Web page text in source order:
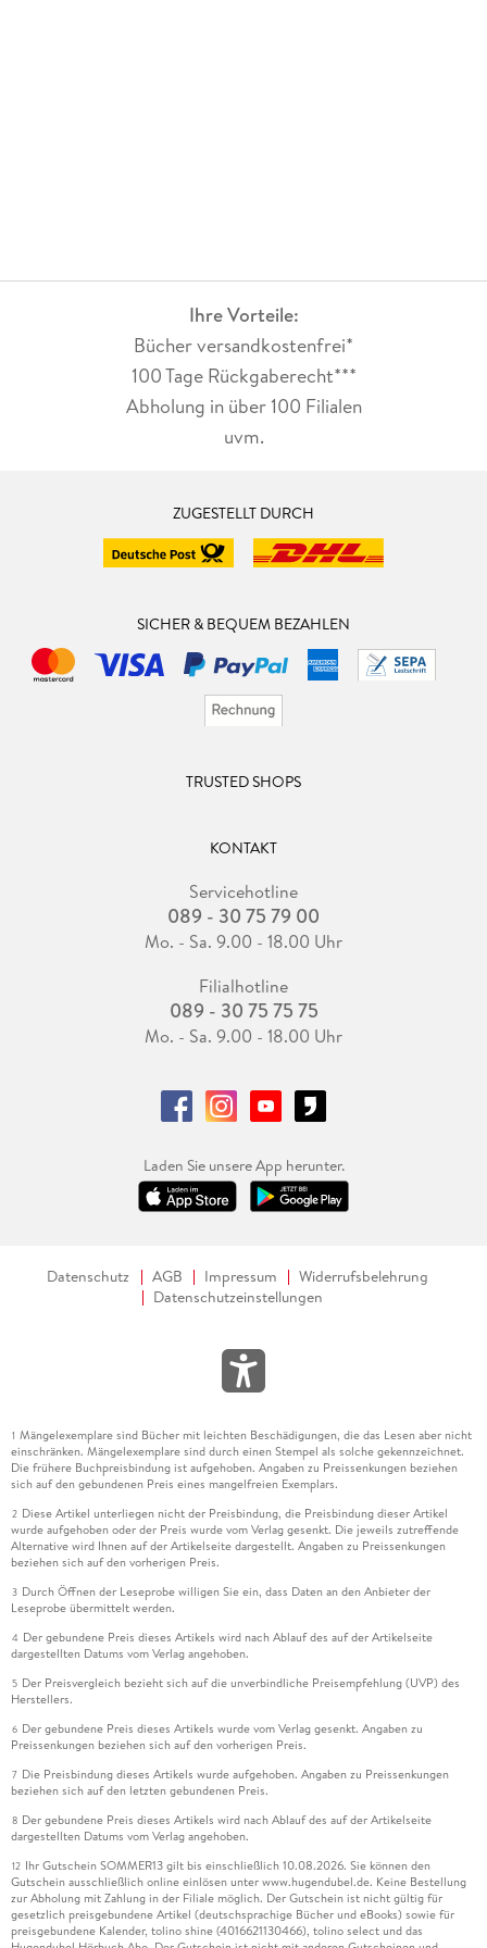
Ihre Vorteile:
Bücher versandkostenfrei*
100 Tage Rückgaberecht***
Abholung in über 100 Filialen
uvm.
ZUGESTELLT DURCH
SICHER & BEQUEM BEZAHLEN
TRUSTED SHOPS
KONTAKT
Servicehotline
089 - 30 75 79 00
Mo. - Sa. 9.00 - 18.00 Uhr
Filialhotline
089 - 30 75 75 75
Mo. - Sa. 9.00 - 18.00 Uhr
Laden Sie unsere App herunter.
Datenschutz AGB Impressum
Widerrufsbelehrung
Datenschutzeinstellungen
1 Mängelexemplare sind Bücher mit leichten Beschädigungen, die das Lesen aber nicht
einschränken. Mängelexemplare sind durch einen Stempel als solche gekennzeichnet.
Die frühere Buchpreisbindung ist aufgehoben. Angaben zu Preissenkungen beziehen
sich auf den gebundenen Preis eines mangelfreien Exemplars.
2 Diese Artikel unterliegen nicht der Preisbindung, die Preisbindung dieser Artikel
wurde aufgehoben oder der Preis wurde vom Verlag gesenkt. Die jeweils zutreffende
Alternative wird Ihnen auf der Artikelseite dargestellt. Angaben zu Preissenkungen
beziehen sich auf den vorherigen Preis.
3 Durch Öffnen der Leseprobe willigen Sie ein, dass Daten an den Anbieter der
Leseprobe übermittelt werden.
4 Der gebundene Preis dieses Artikels wird nach Ablauf des auf der Artikelseite
dargestellten Datums vom Verlag angehoben.
5 Der Preisvergleich bezieht sich auf die unverbindliche Preisempfehlung (UVP) des
Herstellers.
6 Der gebundene Preis dieses Artikels wurde vom Verlag gesenkt. Angaben zu
Preissenkungen beziehen sich auf den vorherigen Preis.
7 Die Preisbindung dieses Artikels wurde aufgehoben. Angaben zu Preissenkungen
beziehen sich auf den letzten gebundenen Preis.
8 Der gebundene Preis dieses Artikels wird nach Ablauf des auf der Artikelseite
dargestellten Datums vom Verlag angehoben.
12 Ihr Gutschein SOMMER13 gilt bis einschließlich 10.08.2026. Sie können den
Gutschein ausschließlich online einlösen unter www.hugendubel.de. Keine Bestellung
zur Abholung mit Zahlung in der Filiale möglich. Der Gutschein ist nicht gültig für
gesetzlich preisgebundene Artikel (deutschsprachige Bücher und eBooks) sowie für
preisgebundene Kalender, tolino shine (4016621130466), tolino select und das